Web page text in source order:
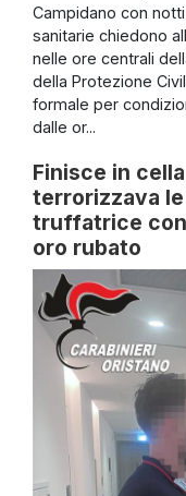
Campidano con
sanitarie chiedono
nelle ore centrali
della Protezione
formale per
dalle or...
Finisce in
terrorizzava le
truffatrice
oro rubato